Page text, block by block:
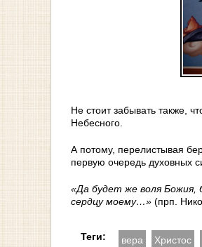
Не стоит забывать также,
Небесного.
А потому, перелистывая
первую очередь духовных
«Да будет же воля Божия,
сердцу моему…» (прп.
Теги: вера Христос